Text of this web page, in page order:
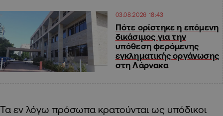
03.08.2026 18:43
Πότε ορίστηκε η επόμενη
δικάσιμος για την
υπόθεση φερόμενης
εγκληματικής οργάνωσης
στη Λάρνακα
Τα εν λόγω πρόσωπα κρατούνται ως υπόδικοι